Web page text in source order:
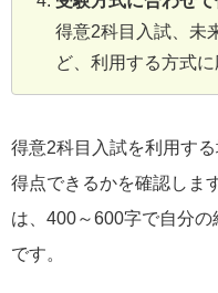
得意2科目入試、未
ど、利用する方式
得意2科目入試を利用す
得点できるかを確認しま
は、400～600字で自分
です。